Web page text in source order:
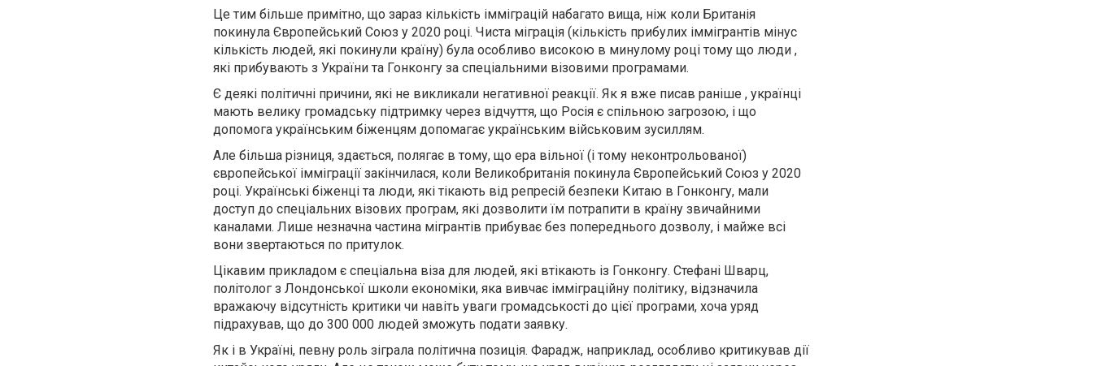
Це тим більше примітно, що зараз кількість імміграцій набагато вища, ніж коли Британія
покинула Європейський Союз у 2020 році. Чиста міграція (кількість прибулих іммігрантів мінус
кількість людей, які покинули країну) була особливо високою в минулому році тому що люди ,
які прибувають з України та Гонконгу за спеціальними візовими програмами.
Є деякі політичні причини, які не викликали негативної реакції. Як я вже писав раніше , українці
мають велику громадську підтримку через відчуття, що Росія є спільною загрозою, і що
допомога українським біженцям допомагає українським військовим зусиллям.
Але більша різниця, здається, полягає в тому, що ера вільної (і тому неконтрольованої)
європейської імміграції закінчилася, коли Великобританія покинула Європейський Союз у 2020
році. Українські біженці та люди, які тікають від репресій безпеки Китаю в Гонконгу, мали
доступ до спеціальних візових програм, які дозволити їм потрапити в країну звичайними
каналами. Лише незначна частина мігрантів прибуває без попереднього дозволу, і майже всі
вони звертаються по притулок.
Цікавим прикладом є спеціальна віза для людей, які втікають із Гонконгу. Стефані Шварц,
політолог з Лондонської школи економіки, яка вивчає імміграційну політику, відзначила
вражаючу відсутність критики чи навіть уваги громадськості до цієї програми, хоча уряд
підрахував, що до 300 000 людей зможуть подати заявку.
Як і в Україні, певну роль зіграла політична позиція. Фарадж, наприклад, особливо критикував дії